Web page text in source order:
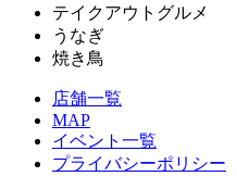
テイクアウトグルメ
うなぎ
焼き鳥
店舗一覧
MAP
イベント一覧
プライバシーポリシー